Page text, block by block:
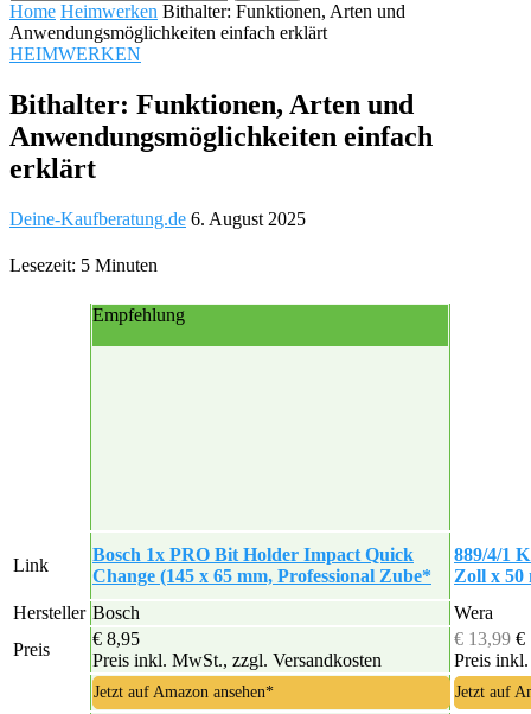
Home Heimwerken Bithalter: Funktionen, Arten und
Anwendungsmöglichkeiten einfach erklärt
HEIMWERKEN
Bithalter: Funktionen, Arten und
Anwendungsmöglichkeiten einfach
erklärt
Deine-Kaufberatung.de 6. August 2025
Lesezeit: 5 Minuten
Empfehlung
Link
Bosch 1x PRO Bit Holder Impact Quick
Change (145 x 65 mm, Professional Zube*
889/4/1
Zoll x 50
Hersteller Bosch
Wera
Preis
€ 8,95
Preis inkl. MwSt., zzgl. Versandkosten
€ 13,99 €
Preis
Jetzt auf Amazon ansehen* Jetzt auf